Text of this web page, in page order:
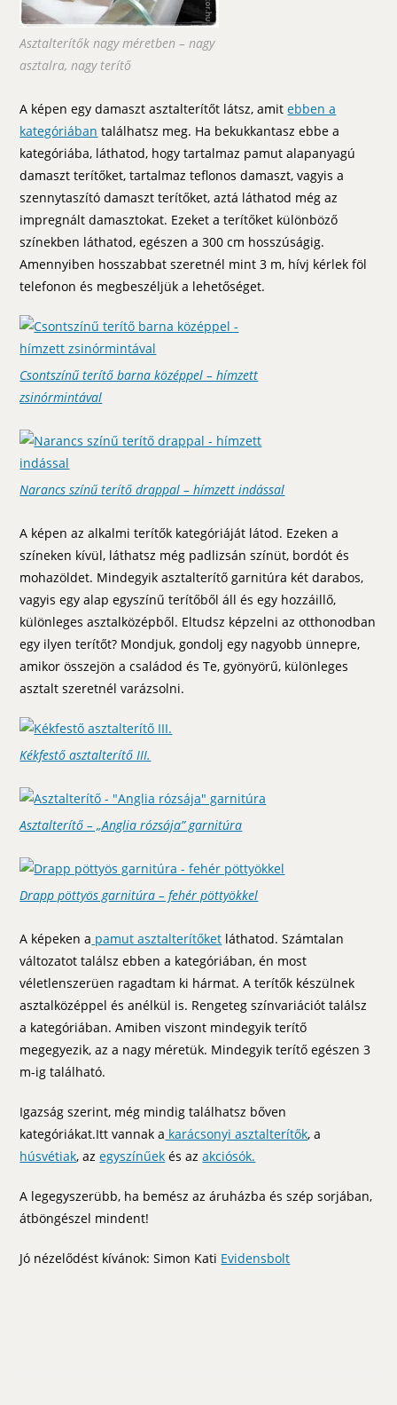
Asztalterítők nagy méretben – nagy
asztalra, nagy terítő
A képen egy damaszt asztalterítőt látsz, amitebben a
kategóriában találhatsz meg. Ha bekukkantasz ebbe a
kategóriába, láthatod, hogy tartalmaz pamut alapanyagú
damaszt terítőket, tartalmaz teflonos damaszt, vagyis a
szennytaszító damaszt terítőket, aztá láthatod még az
impregnált damasztokat. Ezeket a terítőket különböző
színekben láthatod, egészen a 300 cm hosszúságig.
Amennyiben hosszabbat szeretnél mint 3 m, hívj kérlek föl
telefonon és megbeszéljük a lehetőséget.
Csontszínű terítő barna középpel – hímzett
zsinórmintával
Narancs színű terítő drappal – hímzett indással
A képen az alkalmi terítők kategóriáját látod. Ezeken a
színeken kívül, láthatsz még padlizsán színüt, bordót és
mohazöldet. Mindegyik asztalterítő garnitúra két darabos,
vagyis egy alap egyszínű terítőből áll és egy hozzáillő,
különleges asztalközépből. Eltudsz képzelni az otthonodban
egy ilyen terítőt? Mondjuk, gondolj egy nagyobb ünnepre,
amikor összejön a családod és Te, gyönyörű, különleges
asztalt szeretnél varázsolni.
Kékfestő asztalterítő III.
Asztalterítő – „Anglia rózsája” garnitúra
Drapp pöttyös garnitúra – fehér pöttyökkel
A képeken a pamut asztalterítőket láthatod. Számtalan
változatot találsz ebben a kategóriában, én most
véletlenszerüen ragadtam ki hármat. A terítők készülnek
asztalközéppel és anélkül is. Rengeteg színvariációt találsz
a kategóriában. Amiben viszont mindegyik terítő
megegyezik, az a nagy méretük. Mindegyik terítő egészen 3
m-ig található.
Igazság szerint, még mindig találhatsz bőven
kategóriákat.Itt vannak a karácsonyi asztalterítők, a
húsvétiak, azegyszínűek és azakciósók.
A legegyszerübb, ha bemész az áruházba és szép sorjában,
átböngészel mindent!
Jó nézelődést kívánok: Simon Kati Evidensbolt